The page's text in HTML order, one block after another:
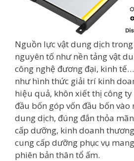
Nguồn lực vật dung dịch
nguyên tố như nền tảng vật
công nghệ đương đại, kinh
như hình thức giải trí kinh
hiệu quả, khôn xiết thị công ty
đầu bốn góp vốn đầu bốn vào
dung dịch, đúng đắn thỏa
cấp dưỡng, kinh doanh
cung cấp dưỡng phục vụ
phiên bản thân tổ ấm.